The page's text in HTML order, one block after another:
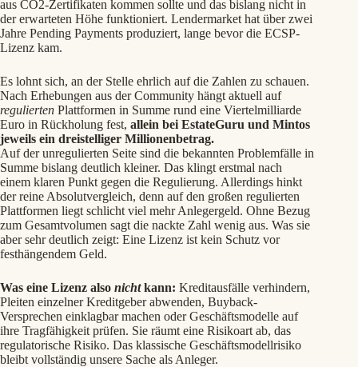
aus CO2-Zertifikaten kommen sollte und das bislang nicht in
der erwarteten Höhe funktioniert. Lendermarket hat über zwei
Jahre Pending Payments produziert, lange bevor die ECSP-
Lizenz kam.
Es lohnt sich, an der Stelle ehrlich auf die Zahlen zu schauen.
Nach Erhebungen aus der Community hängt aktuell auf
regulierten Plattformen in Summe rund eine Viertelmilliarde
Euro in Rückholung fest, allein bei EstateGuru und Mintos
jeweils ein dreistelliger Millionenbetrag.
Auf der unregulierten Seite sind die bekannten Problemfälle in
Summe bislang deutlich kleiner. Das klingt erstmal nach
einem klaren Punkt gegen die Regulierung. Allerdings hinkt
der reine Absolutvergleich, denn auf den großen regulierten
Plattformen liegt schlicht viel mehr Anlegergeld. Ohne Bezug
zum Gesamtvolumen sagt die nackte Zahl wenig aus. Was sie
aber sehr deutlich zeigt: Eine Lizenz ist kein Schutz vor
festhängendem Geld.
Was eine Lizenz also nichtkann: Kreditausfälle verhindern,
Pleiten einzelner Kreditgeber abwenden, Buyback-
Versprechen einklagbar machen oder Geschäftsmodelle auf
ihre Tragfähigkeit prüfen. Sie räumt eine Risikoart ab, das
regulatorische Risiko. Das klassische Geschäftsmodellrisiko
bleibt vollständig unsere Sache als Anleger.